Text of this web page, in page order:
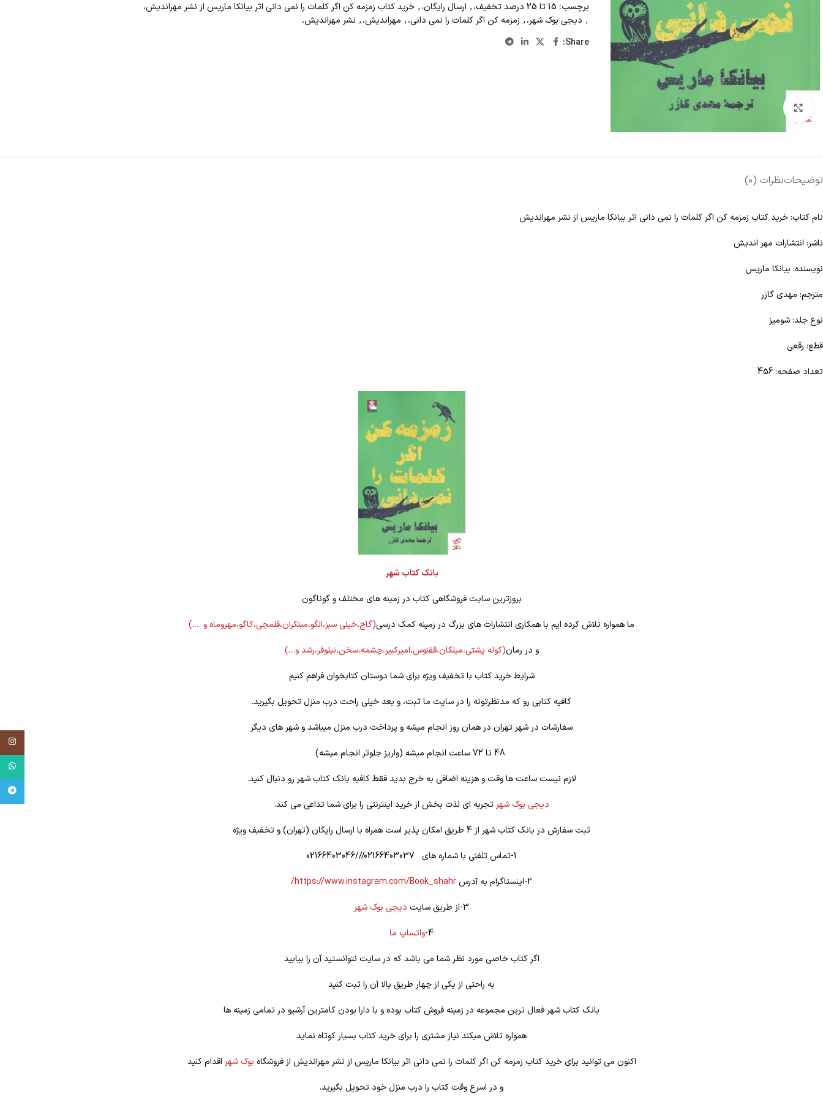
Click to enlarge
برچسب: 15 تا 25 درصد تخفیف، , ارسال رایگان،, خرید کتاب زمزمه کن اگر کلمات را نمی دانی اثر بیانکا ماریس از نشر مهراندیش،
, دیجی بوک شهر،, زمزمه کن اگر کلمات را نمی دانی،, مهراندیش،, نشر مهراندیش،
Share:
توضیحاتنظرات (0)
نام کتاب: خرید کتاب زمزمه کن اگر کلمات را نمی دانی اثر بیانکا ماریس از نشر مهراندیش
ناشر: انتشارات مهر اندیش
نویسنده: بیانکا ماریس
مترجم: مهدی گازر
نوع جلد: شومیز
قطع: رقعی
تعداد صفحه: 456
بانک کتاب شهر
بروزترین سایت فروشگاهی کتاب در زمینه های مختلف و گوناگون
ما همواره تلاش کرده ایم با همکاری انتشارات های بزرگ در زمینه کمک درسی(گاج،خیلی سبز،الگو،مبتکران،قلمچی،کاگو،مهروماه و ….)
و در رمان(کوله پشتی،میلکان،ققنوس،امیرکبیر،چشمه،سخن،نیلوفر،رشد و…)
شرایط خرید کتاب با تخفیف ویژه برای شما دوستان کتابخوان فراهم کنیم
کافیه کتابی رو که مدنظرتونه را در سایت ما ثبت، و بعد خیلی راحت درب منزل تحویل بگیرید.
سفارشات در شهر تهران در همان روز انجام میشه و پرداخت درب منزل میباشد و شهر های دیگر
لازم نیست ساعت ها وقت و هزینه اضافی به خرج بدید فقط کافیه بانک کتاب شهر رو دنبال کنید.
دیجی بوک شهر تجربه ای لذت بخش از خرید اینترنتی را برای شما تداعی می کند.
ثبت سفارش در بانک کتاب شهر از 4 طریق امکان پذیر است همراه با ارسال رایگان (تهران) و تخفیف ویژه
1-تماس تلفنی با شماره های 02166403037///02166403046
2-اینستاگرام به آدرس
https://www.instagram.com/Book_shahr/
3-از طریق سایت
دیجی بوک شهر
4- واتساپ ما
اگر کتاب خاصی مورد نظر شما می باشد که در سایت نتوانستید آن را بیابید
به راحتی از یکی از چهار طریق بالا آن را ثبت کنید
بانک کتاب شهر فعال ترین مجموعه در زمینه فروش کتاب بوده و با دارا بودن کامترین آرشیو در تمامی زمینه ها
همواره تلاش میکند نیاز مشتری را برای خرید کتاب بسیار کوتاه نماید
اکنون می توانید برای خرید کتاب زمزمه کن اگر کلمات را نمی دانی اثر بیانکا ماریس از نشر مهراندیش از فروشگاه بوک شهر اقدام کنید
و در اسرع وقت کتاب را درب منزل خود تحویل بگیرید.